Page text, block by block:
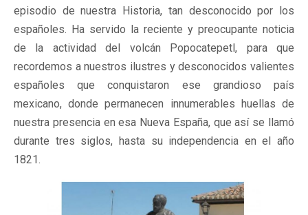
episodio de nuestra Historia, tan desconocido por los
españoles. Ha servido la reciente y preocupante noticia
de la actividad del volcán Popocatepetl, para que
recordemos a nuestros ilustres y desconocidos valientes
españoles que conquistaron ese grandioso país
mexicano, donde permanecen innumerables huellas de
nuestra presencia en esa Nueva España, que así se llamó
durante tres siglos, hasta su independencia en el año
1821.